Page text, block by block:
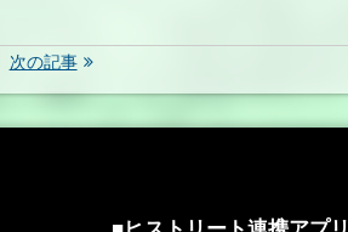
次の記事